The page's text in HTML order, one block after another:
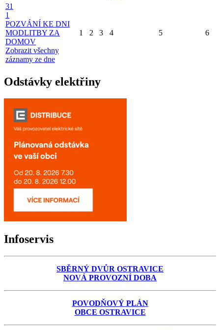
31
1
POZVÁNÍ KE DNI
MODLITBY ZA
DOMOV
Zobrazit všechny
záznamy ze dne
1 2 3 4 5 6
Odstávky elektřiny
Infoservis
SBĚRNÝ DVŮR OSTRAVICE
NOVÁ PROVOZNÍ DOBA
POVODŇOVÝ PLÁN
OBCE OSTRAVICE